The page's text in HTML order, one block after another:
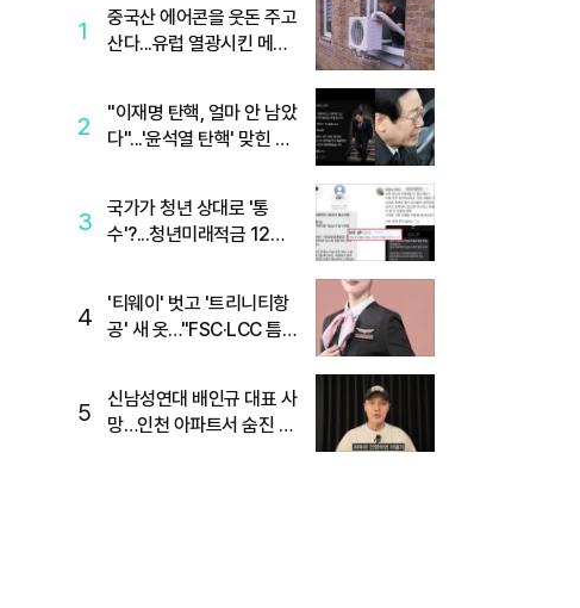
1
중국산 에어콘을 웃돈 주고
산다...유럽 열광시킨 메이
2
"이재명 탄핵, 얼마 안 남았
다"...'윤석열 탄핵' 맞힌 무
3
국가가 청년 상대로 '통
수'?...청년미래적금 12%
4
'티웨이' 벗고 '트리니티항
공' 새 옷…"FSC·LCC 틈
5
신남성연대 배인규 대표 사
망…인천 아파트서 숨진 채